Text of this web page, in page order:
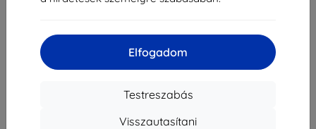
Elfogadom
Testreszabás
Visszautasítani
« 1